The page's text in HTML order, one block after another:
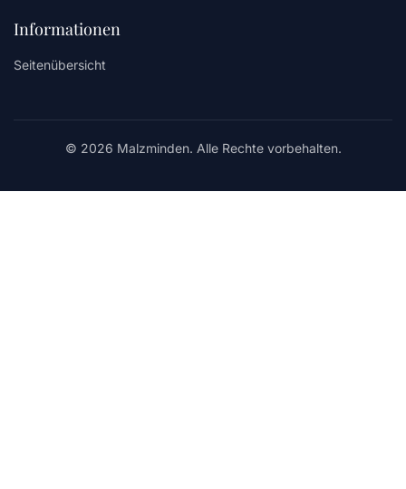
Informationen
Seitenübersicht
© 2026 Malzminden. Alle Rechte vorbehalten.